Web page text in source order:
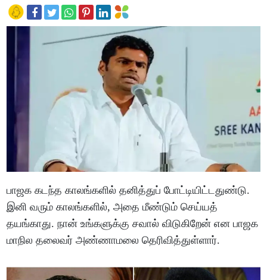
பாஜக கடந்த காலங்களில் தனித்துப் போட்டியிட்டதுண்டு.
இனி வரும் காலங்களில், அதை மீண்டும் செய்யத்
தயங்காது. நான் உங்களுக்கு சவால் விடுகிறேன் என பாஜக
மாநில தலைவர் அண்ணாமலை தெரிவித்துள்ளார்.